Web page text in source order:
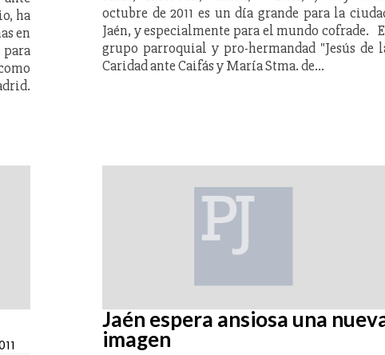
ha
en
octubre de 2011 es un día grande para la
Jaén, y especialmente para el mundo cofrade.
grupo parroquial y pro-hermandad "Jesús de
Caridad ante Caifás y María Stma. de…
Jaén espera ansiosa una
imagen